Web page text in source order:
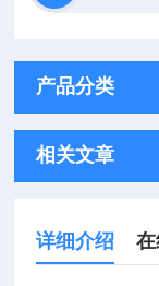
产品分类
相关文章
详细介绍